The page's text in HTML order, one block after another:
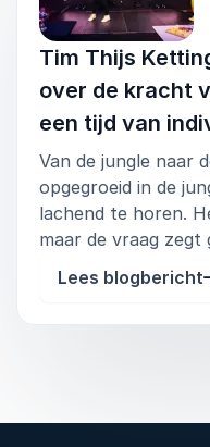
samenwerking,
Resultaten van
Bewustwording
in werk en
Tools om te
werken vanuit
competitie.
en collectieve
teams,
Tim Thijs
over de kracht
een tijd van
Van de jungle naar
opgegroeid in de
lachend te horen.
maar de vraag zegt
Als
door in Azië en
Lees blogbericht